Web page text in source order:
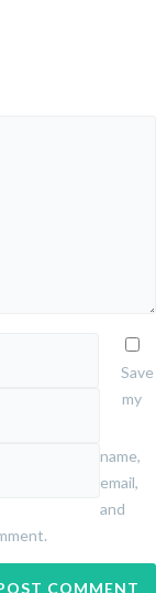
Save
my
name,
email,
and